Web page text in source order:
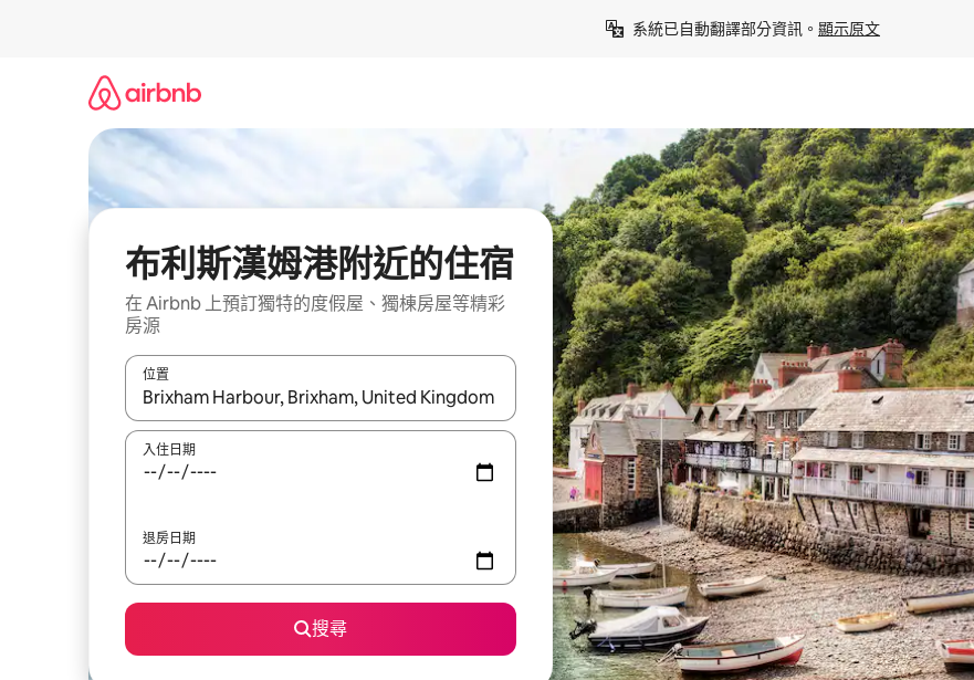
系統已自動翻譯部分資訊。 顯示原文
布利斯漢姆港附近的住宿
在 Airbnb 上預訂獨特的度假屋、獨棟房屋等精彩
房源
位置
如有搜尋結果，瀏覽內容時請使用上下箭頭，或輕點、滑動裝置。
入住日期
退房日期
搜尋